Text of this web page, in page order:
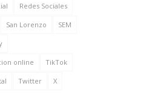
Redes Sociales
San Lorenzo SEM
online TikTok
Twitter X